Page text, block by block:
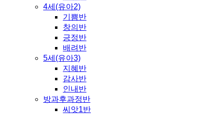
4세(유아2)
기쁨반
창의반
긍정반
배려반
5세(유아3)
지혜반
감사반
인내반
방과후과정반
씨앗1반